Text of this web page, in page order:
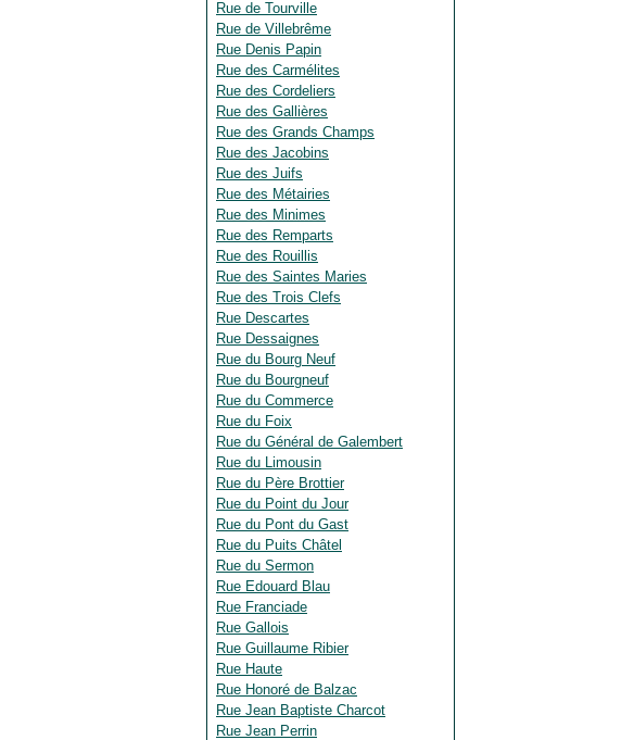
Rue de Tourville
Rue de Villebrême
Rue Denis Papin
Rue des Carmélites
Rue des Cordeliers
Rue des Gallières
Rue des Grands Champs
Rue des Jacobins
Rue des Juifs
Rue des Métairies
Rue des Minimes
Rue des Remparts
Rue des Rouillis
Rue des Saintes Maries
Rue des Trois Clefs
Rue Descartes
Rue Dessaignes
Rue du Bourg Neuf
Rue du Bourgneuf
Rue du Commerce
Rue du Foix
Rue du Général de Galembert
Rue du Limousin
Rue du Père Brottier
Rue du Point du Jour
Rue du Pont du Gast
Rue du Puits Châtel
Rue du Sermon
Rue Edouard Blau
Rue Franciade
Rue Gallois
Rue Guillaume Ribier
Rue Haute
Rue Honoré de Balzac
Rue Jean Baptiste Charcot
Rue Jean Perrin